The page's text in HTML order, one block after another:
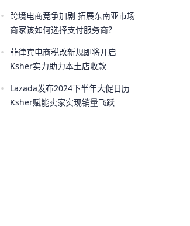
•
跨境电商竞争加剧 拓展东南亚市场
商家该如何选择支付服务商？
• 菲律宾电商税改新规即将开启
Ksher实力助力本土店收款
•
Lazada发布2024下半年大促日历
Ksher赋能卖家实现销量飞跃